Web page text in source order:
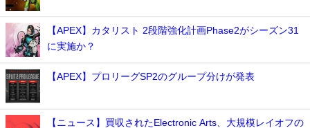
【APEX】カタリスト 2段階強化計画Phase2がシーズン31
に実施か？
【APEX】プロリーグSP2のグループ分けが発表
【ニュース】買収されたElectronic Arts、大規模レイオフの